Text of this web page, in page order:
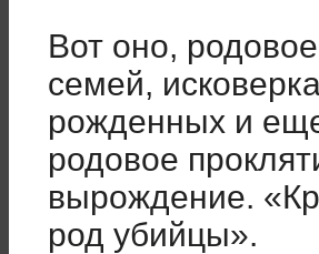
Вот оно,
семей,
рожденных и
родовое
вырождение.
род убийцы».